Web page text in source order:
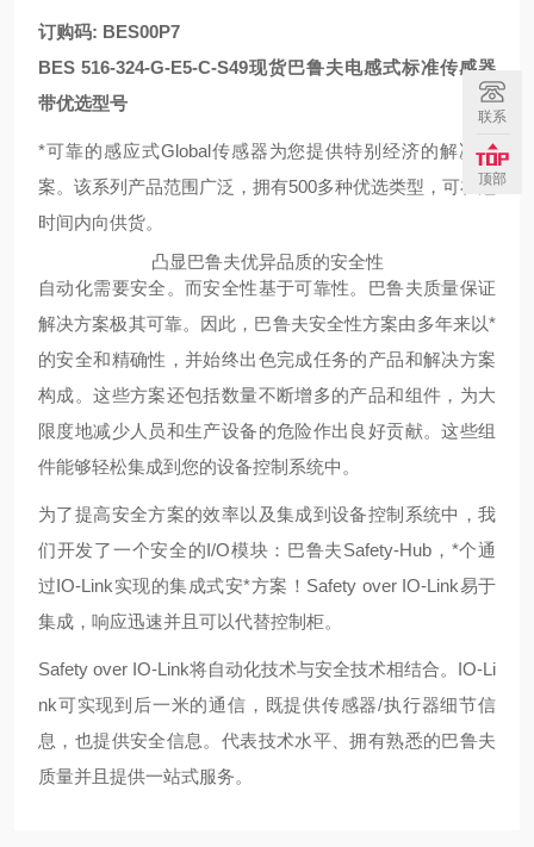
订购码: BES00P7
BES 516-324-G-E5-C-S49现货巴鲁夫电感式标准传感器
带优选型号
*可靠的感应式Global传感器为您提供特别经济的解决方
案。该系列产品范围广泛，拥有500多种优选类型，可在短
时间内向供货。
凸显巴鲁夫优异品质的安全性
自动化需要安全。而安全性基于可靠性。巴鲁夫质量保证
解决方案极其可靠。因此，巴鲁夫安全性方案由多年来以*
的安全和精确性，并始终出色完成任务的产品和解决方案
构成。这些方案还包括数量不断增多的产品和组件，为大
限度地减少人员和生产设备的危险作出良好贡献。这些组
件能够轻松集成到您的设备控制系统中。
为了提高安全方案的效率以及集成到设备控制系统中，我
们开发了一个安全的I/O模块：巴鲁夫Safety-Hub，*个通
过IO-Link实现的集成式安*方案！Safety over IO-Link易于
集成，响应迅速并且可以代替控制柜。
Safety over IO-Link将自动化技术与安全技术相结合。IO-Li
nk可实现到后一米的通信，既提供传感器/执行器细节信
息，也提供安全信息。代表技术水平、拥有熟悉的巴鲁夫
质量并且提供一站式服务。
联系
顶部